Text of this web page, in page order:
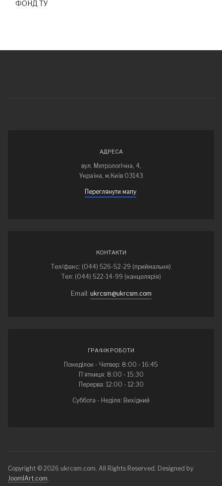
ФОНД ТУ
АДРЕСА
вул. Метрологічна, 4,
Україна, м.Київ 03143
Переглянути мапу
КОНТАКТИ
Тел/факс: (044) 526-52-29 (приймальня)
Тел: (044) 522-14-99 (канцелярія)
Email: ukrcsm@ukrcsm.com
ГРАФІК РОБОТИ
Понеділок - Четвер: 8:00 - 16:45
П’ятниця: 8:00 - 15:30
Перерва: 12:00 - 12:30
Суббота - Неділя: Вихідний
Copyright © 2026 ukrcsm.com. All Rights Reserved. Designed by
JoomlArt.com.